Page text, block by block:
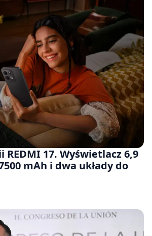
17. Wyświetlacz 6,9
mAh i dwa układy do